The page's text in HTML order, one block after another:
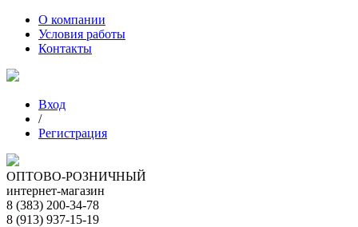
О компании
Условия работы
Контакты
Вход
/
Регистрация
ОПТОВО-РОЗНИЧНЫЙ
интернет-магазин
8 (383) 200-34-78
8 (913) 937-15-19